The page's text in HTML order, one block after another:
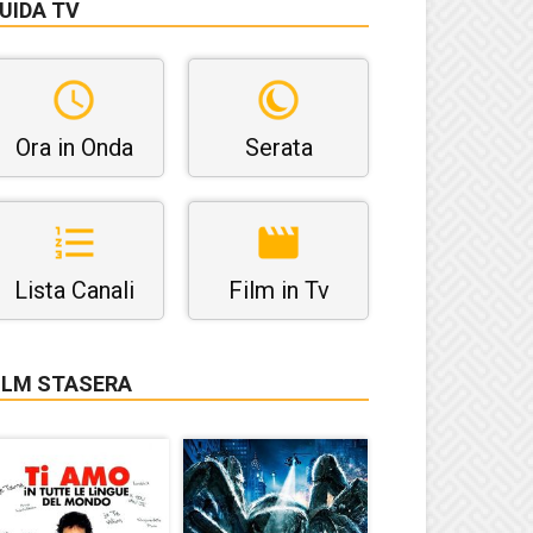
TV
Ora in Onda Serata
Lista Canali Film in Tv
STASERA